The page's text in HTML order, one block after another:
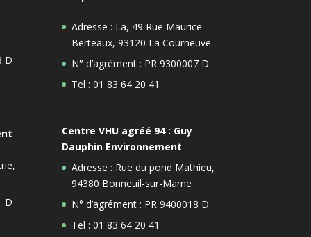
D
D
Adresse : La, 49 Rue Maurice
Berteaux, 93120 La Courneuve
N° d’agrément : PR 9300007 D
Tel : 01 83 64 20 41
Centre VHU agréé 94 : Guy
Dauphin Environnement
Adresse : Rue du pond Mathieu,
94380 Bonneuil-sur-Marne
N° d’agrément : PR 9400018 D
Tel : 01 83 64 20 41